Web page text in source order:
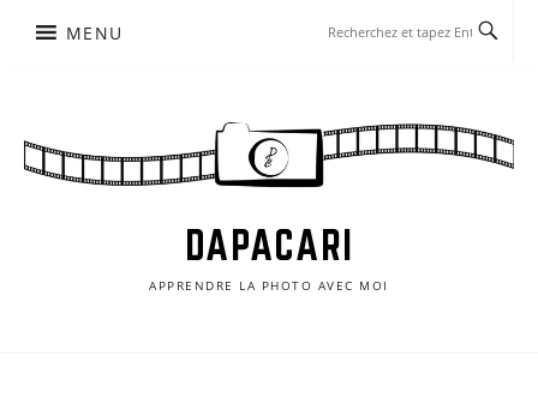
MENU
DAPACARI
APPRENDRE LA PHOTO AVEC MOI